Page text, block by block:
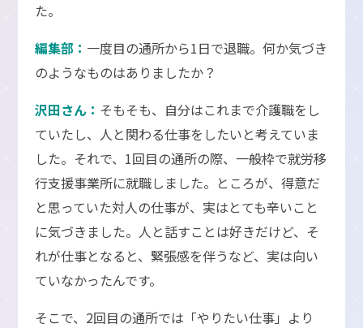
た。
編集部： 一度目の通所から1日で退職。何か気づき
のようなものはありましたか？
沢田さん： そもそも、自分はこれまで介護職をし
ていたし、人と関わる仕事をしたいと考えていま
した。それで、1回目の通所の際、一般枠で就労移
行支援事業所に就職しました。ところが、得意だ
と思っていた対人の仕事が、実はとても辛いこと
に気づきました。人と話すことは好きだけど、そ
れが仕事となると、緊張感を伴うなど、実は向い
ていなかったんです。
そこで、2回目の通所では「やりたい仕事」より